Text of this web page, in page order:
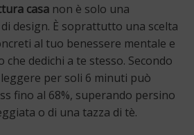
casa non è solo una
design. È soprattutto una scelta
al tuo benessere mentale e
che dedichi a te stesso. Secondo
per soli 6 minuti può
fino al 68%, superando persino
o di una tazza di tè.